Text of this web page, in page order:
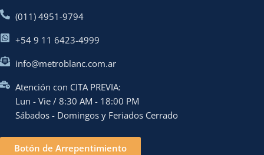
(011) 4951-9794
+54 9 11 6423-4999
info@metroblanc.com.ar
Atención con CITA PREVIA:
Lun - Vie / 8:30 AM - 18:00 PM
Sábados - Domingos y Feriados Cerrado
Botón de Arrepentimiento